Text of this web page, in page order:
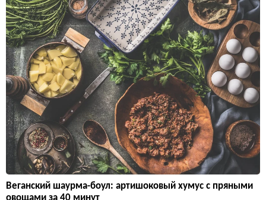
Веганский шаурма-боул: артишоковый хумус с пряными
овощами за 40 минут